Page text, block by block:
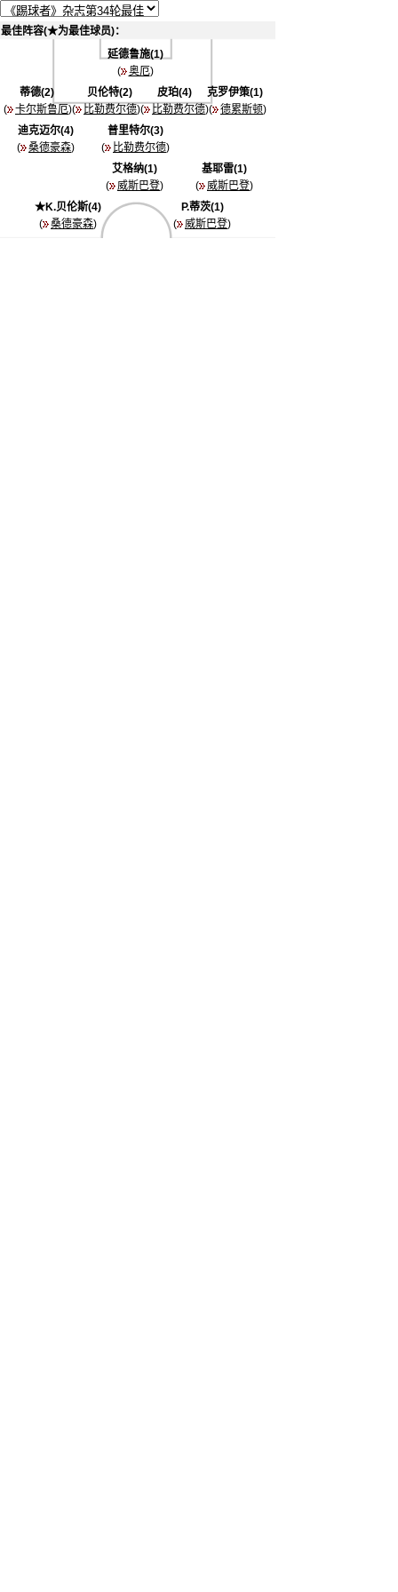
最佳阵容(★为最佳球员)：
延德鲁施(1)
(
奥厄)
蒂德(2)
贝伦特(2) 皮珀(4)
克罗伊策(1)
(
卡尔斯鲁厄)( 比勒费尔德)( 比勒费尔德)( 德累斯顿)
迪克迈尔(4)
普里特尔(3)
(
桑德豪森) ( 比勒费尔德)
艾格纳(1)
基耶雷(1)
(
威斯巴登) ( 威斯巴登)
★K.贝伦斯(4)
P.蒂茨(1)
(
桑德豪森) ( 威斯巴登)